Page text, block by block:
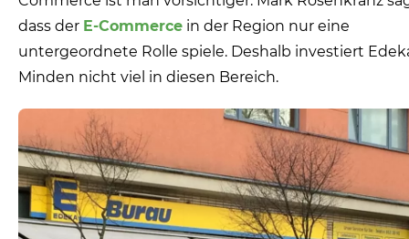
dass der E-Commerce in der Region nur eine
untergeordnete Rolle spiele. Deshalb investiert
Minden nicht viel in diesen Bereich.